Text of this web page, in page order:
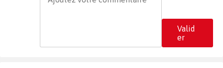
Valid
er